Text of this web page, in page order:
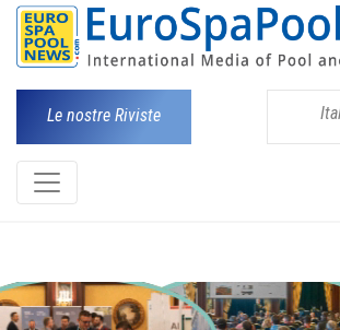
Le nostre Riviste